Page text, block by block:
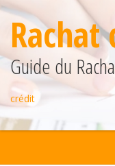
Guide du
crédit